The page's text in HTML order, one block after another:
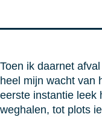
Toen ik daarnet
heel mijn wacht van
eerste instantie leek
weghalen, tot plots